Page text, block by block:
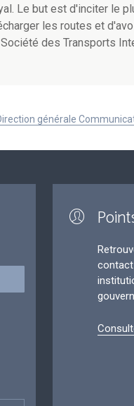
Le but est d'inciter le
les routes et
des Transports
générale